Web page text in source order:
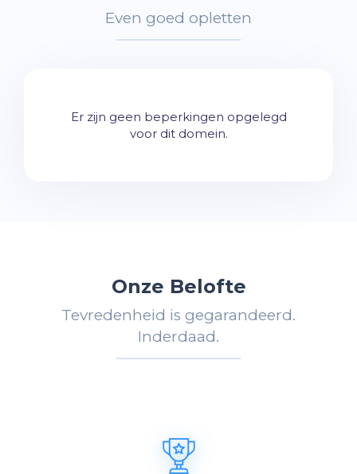
Even goed opletten
Er zijn geen beperkingen opgelegd
voor dit domein.
Onze Belofte
Tevredenheid is gegarandeerd.
Inderdaad.